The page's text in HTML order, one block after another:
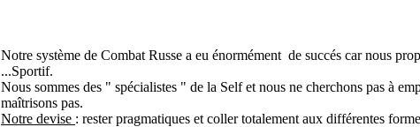
Notre système de Combat Russe a eu énormément de succés car nous
...Sportif.
Nous sommes des " spécialistes " de la Self et nous ne cherchons pas à
maîtrisons pas.
Notre devise : rester pragmatiques et coller totalement aux différentes